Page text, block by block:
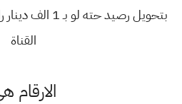
بتحويل رصيد
القناة
الارقام